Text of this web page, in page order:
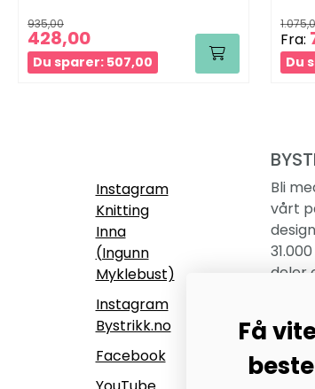
935,00
428,00
Du sparer: 507,00
Fra:
Du
Instagram
Knitting
Inna
(Ingunn
Myklebust)
Instagram
Bystrikk.no
Facebook
Bli
vårt
deler
Bli
Få